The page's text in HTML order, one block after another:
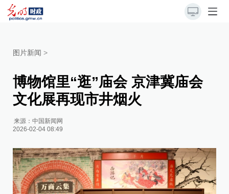
图片新闻 >
博物馆里“逛”庙会 京津冀庙会
文化展再现市井烟火
来源：中国新闻网
2026-02-04 08:49